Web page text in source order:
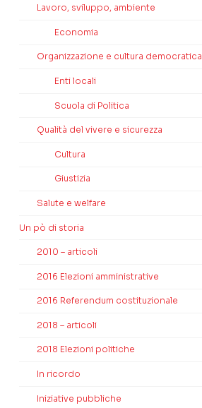
Lavoro, sviluppo, ambiente
Economia
Organizzazione e cultura democratica
Enti locali
Scuola di Politica
Qualità del vivere e sicurezza
Cultura
Giustizia
Salute e welfare
Un pò di storia
2010 – articoli
2016 Elezioni amministrative
2016 Referendum costituzionale
2018 – articoli
2018 Elezioni politiche
In ricordo
Iniziative pubbliche